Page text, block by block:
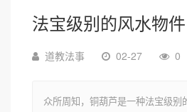
法宝级别的风水物
道教法事 02-27 0
众所周知，铜葫芦是一种法宝级别